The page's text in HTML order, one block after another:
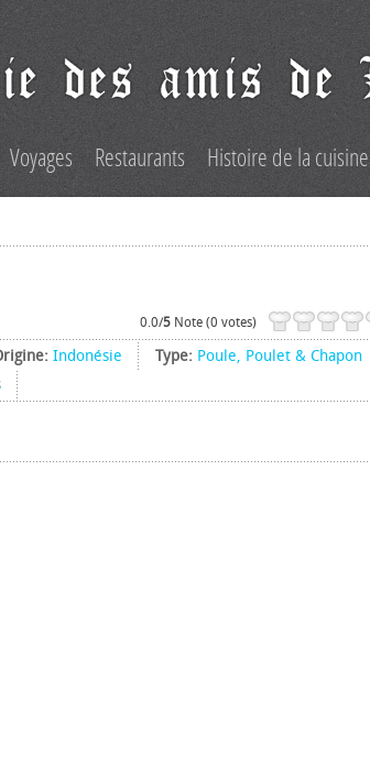
Voyages Restaurants Histoire de la cuisine
0.0/5 Note (0 votes)
Indonésie Type: Poule, Poulet & Chapon